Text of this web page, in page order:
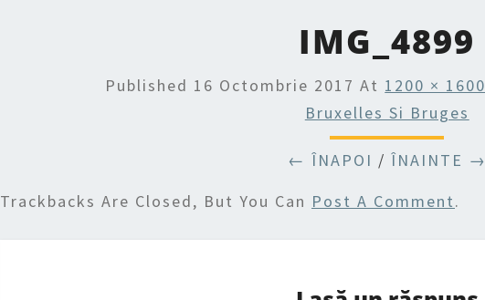
IMG_4899
Published 16 Octombrie 2017 At 1200 × 1600
Bruxelles Si Bruges
← ÎNAPOI / ÎNAINTE →
Trackbacks Are Closed, But You Can Post A Comment.